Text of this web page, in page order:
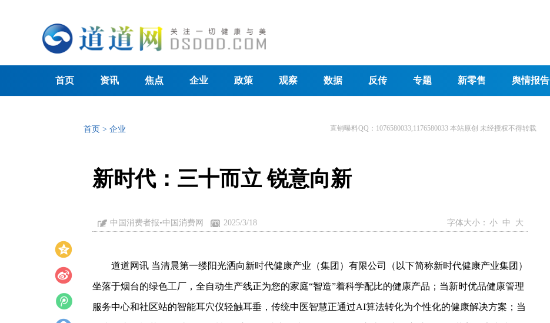
首页 资讯 焦点 企业 政策 观察 数据 反传 专题 新零售 舆情报告
首页 > 企业 直销曝料QQ：1076580033,1176580033 本站原创 未经授权不得转载
新时代：三十而立 锐意向新
中国消费者报•中国消费网 2025/3/18 字体大小： 小 中 大
道道网讯 当清晨第一缕阳光洒向新时代健康产业（集团）有限公司（以下简称新时代健康产业集团）
坐落于烟台的绿色工厂，全自动生产线正为您的家庭“智造”着科学配比的健康产品；当新时优品健康管理
服务中心和社区站的智能耳穴仪轻触耳垂，传统中医智慧正通过AI算法转化为个性化的健康解决方案；当